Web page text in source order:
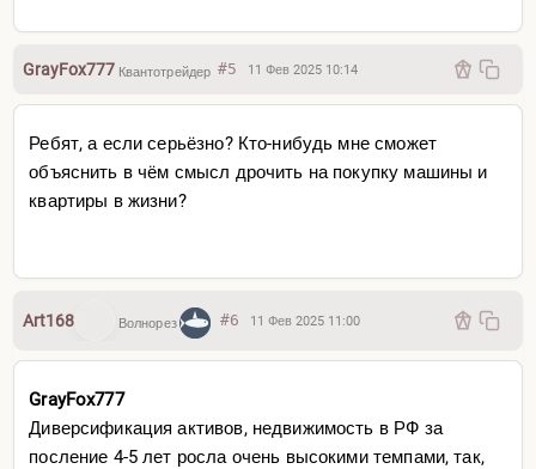
GrayFox777 Квантотрейдер #5 11 Фев 2025 10:14
Ребят, а если серьёзно? Кто-нибудь мне сможет
объяснить в чём смысл дрочить на покупку машины и
квартиры в жизни?
Art168 Волнорез #6 11 Фев 2025 11:00
GrayFox777
Диверсификация активов, недвижимость в РФ за
посление 4-5 лет росла очень высокими темпами, так,